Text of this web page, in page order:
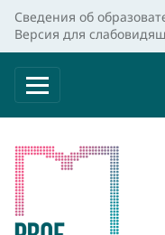
Сведения об
Версия для